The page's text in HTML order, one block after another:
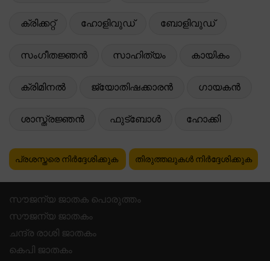
ക്രിക്കറ്റ് ഹോളിവുഡ് ബോളിവുഡ്
സംഗീതജ്ഞൻ സാഹിത്യം കായികം
ക്രിമിനൽ ജ്യോതിഷക്കാരൻ ഗായകൻ
ശാസ്ത്രജ്ഞൻ ഫുട്ബോൾ ഹോക്കി
പ്രശസ്തരെ നിർദ്ദേശിക്കുക തിരുത്തലുകൾ നിർദ്ദേശിക്കുക
സൗജന്യ ജാതക പൊരുത്തം
സൗജന്യ ജാതകം
ചന്ദ്ര രാശി ജാതകം
കെപി ജാതകം